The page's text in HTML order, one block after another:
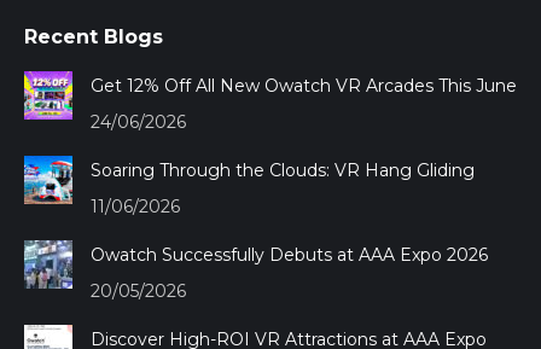
opens
in
new
opens
in
opens
in
opens
in
Recent Blogs
Get 12% Off All New Owatch VR Arcades This June
24/06/2026
Soaring Through the Clouds: VR Hang Gliding
11/06/2026
Owatch Successfully Debuts at AAA Expo 2026
20/05/2026
Discover High-ROI VR Attractions at AAA Expo